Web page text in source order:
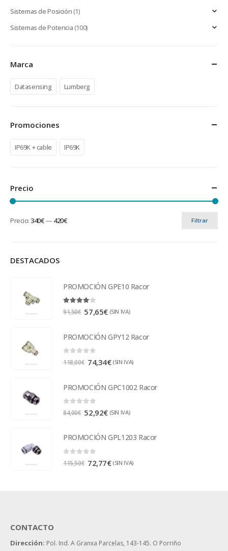
Sistemas de Posición(1)
Sistemas de Potencia(100)
Marca
Datasensing Lumberg
Promociones
IP69K + cable IP69K
Precio
Filtrar
Precio:340€— 420€
DESTACADOS
PROMOCIÓN GPE10 Racor
4.00out of 5
91,50€ 57,65€ (SIN IVA)
PROMOCIÓN GPY12 Racor
0 out of 5
118,00€ 74,34€ (SIN IVA)
PROMOCIÓN GPC1002 Racor
0 out of 5
84,00€ 52,92€ (SIN IVA)
PROMOCIÓN GPL1203 Racor
0 out of 5
115,50€ 72,77€ (SIN IVA)
CONTACTO
Dirección: Pol. Ind. A Granxa Parcelas, 143-145. O Porriño